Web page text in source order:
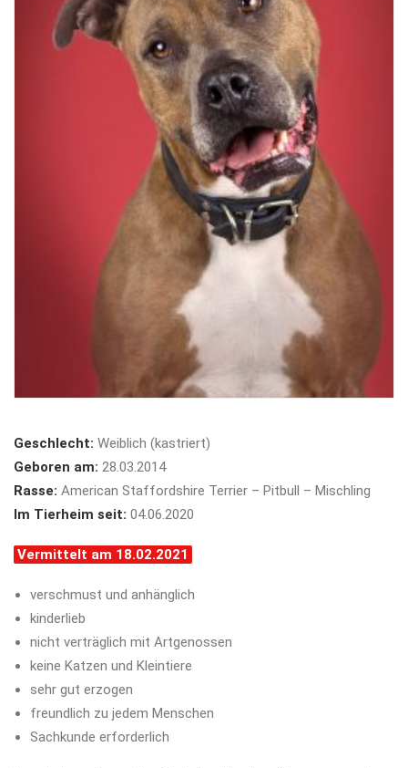
Geschlecht: Weiblich (kastriert)
Geboren am: 28.03.2014
Rasse: American Staffordshire Terrier – Pitbull – Mischling
Im Tierheim seit: 04.06.2020
Vermittelt am 18.02.2021
verschmust und anhänglich
kinderlieb
nicht verträglich mit Artgenossen
keine Katzen und Kleintiere
sehr gut erzogen
freundlich zu jedem Menschen
Sachkunde erforderlich